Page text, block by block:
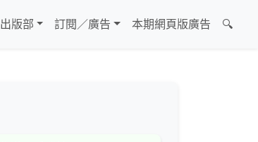
出版部 訂閱／廣告 本期網頁版廣告 🔍